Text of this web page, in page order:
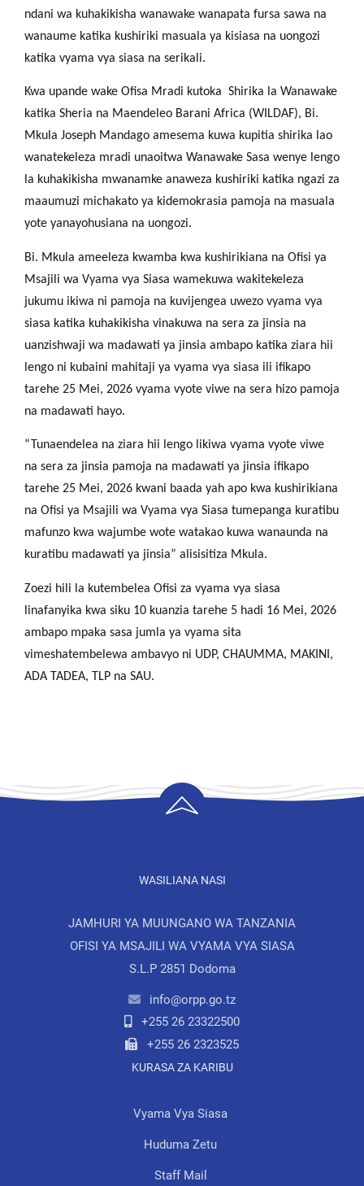
ndani wa kuhakikisha wanawake wanapata fursa sawa na
wanaume katika kushiriki masuala ya kisiasa na uongozi
katika vyama vya siasa na serikali.
Kwa upande wake Ofisa Mradi kutoka Shirika la Wanawake
katika Sheria na Maendeleo Barani Africa (WILDAF), Bi.
Mkula Joseph Mandago amesema kuwa kupitia shirika lao
wanatekeleza mradi unaoitwa Wanawake Sasa wenye lengo
la kuhakikisha mwanamke anaweza kushiriki katika ngazi za
maaumuzi michakato ya kidemokrasia pamoja na masuala
yote yanayohusiana na uongozi.
Bi. Mkula ameeleza kwamba kwa kushirikiana na Ofisi ya
Msajili wa Vyama vya Siasa wamekuwa wakitekeleza
jukumu ikiwa ni pamoja na kuvijengea uwezo vyama vya
siasa katika kuhakikisha vinakuwa na sera za jinsia na
uanzishwaji wa madawati ya jinsia ambapo katika ziara hii
lengo ni kubaini mahitaji ya vyama vya siasa ili ifikapo
tarehe 25 Mei, 2026 vyama vyote viwe na sera hizo pamoja
na madawati hayo.
“Tunaendelea na ziara hii lengo likiwa vyama vyote viwe
na sera za jinsia pamoja na madawati ya jinsia ifikapo
tarehe 25 Mei, 2026 kwani baada yah apo kwa kushirikiana
na Ofisi ya Msajili wa Vyama vya Siasa tumepanga kuratibu
mafunzo kwa wajumbe wote watakao kuwa wanaunda na
kuratibu madawati ya jinsia” alisisitiza Mkula.
Zoezi hili la kutembelea Ofisi za vyama vya siasa
linafanyika kwa siku 10 kuanzia tarehe 5 hadi 16 Mei, 2026
ambapo mpaka sasa jumla ya vyama sita
vimeshatembelewa ambavyo ni UDP, CHAUMMA, MAKINI,
ADA TADEA, TLP na SAU.
WASILIANA NASI
JAMHURI YA MUUNGANO WA TANZANIA
OFISI YA MSAJILI WA VYAMA VYA SIASA
S.L.P 2851 Dodoma
info@orpp.go.tz
+255 26 23322500
+255 26 2323525
KURASA ZA KARIBU
Vyama Vya Siasa
Huduma Zetu
Staff Mail